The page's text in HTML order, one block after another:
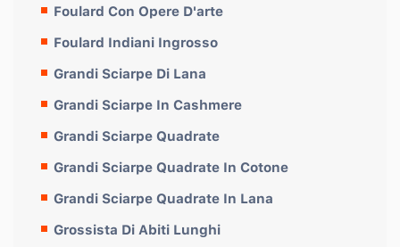
Foulard Con Opere D'arte
Foulard Indiani Ingrosso
Grandi Sciarpe Di Lana
Grandi Sciarpe In Cashmere
Grandi Sciarpe Quadrate
Grandi Sciarpe Quadrate In Cotone
Grandi Sciarpe Quadrate In Lana
Grossista Di Abiti Lunghi